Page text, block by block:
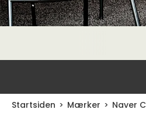
Startsiden Mærker Naver